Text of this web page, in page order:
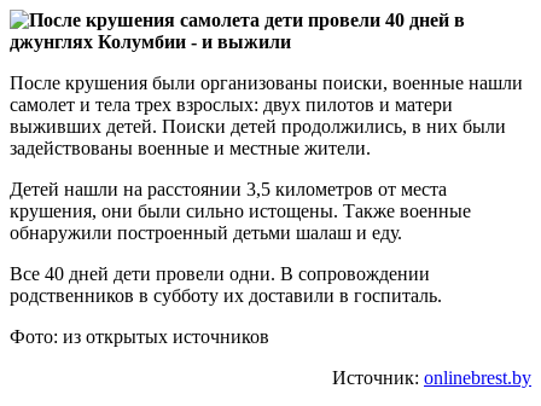
После крушения были организованы поиски, военные нашли
самолет и тела трех взрослых: двух пилотов и матери
выживших детей. Поиски детей продолжились, в них были
задействованы военные и местные жители.
Детей нашли на расстоянии 3,5 километров от места
крушения, они были сильно истощены. Также военные
обнаружили построенный детьми шалаш и еду.
Все 40 дней дети провели одни. В сопровождении
родственников в субботу их доставили в госпиталь.
Фото: из открытых источников
Источник: onlinebrest.by